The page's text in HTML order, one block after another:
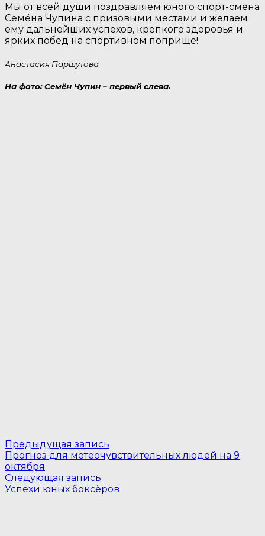
Мы от всей души поздравляем юного спорт-смена
Семёна Чупина с призовыми местами и желаем
ему дальнейших успехов, крепкого здоровья и
ярких побед на спортивном поприще!
Анастасия Паршутова
На фото: Семён Чупин – первый слева.
Навигация
по
записям
Предыдущая запись
запись:
Прогноз для метеочувствительных людей на 9
октября
Следующая запись
запись:
Успехи юных боксёров